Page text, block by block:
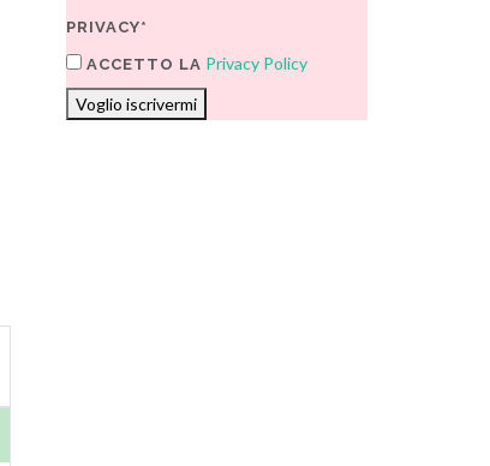
PRIVACY*
ACCETTO LA Privacy Policy
Voglio iscrivermi